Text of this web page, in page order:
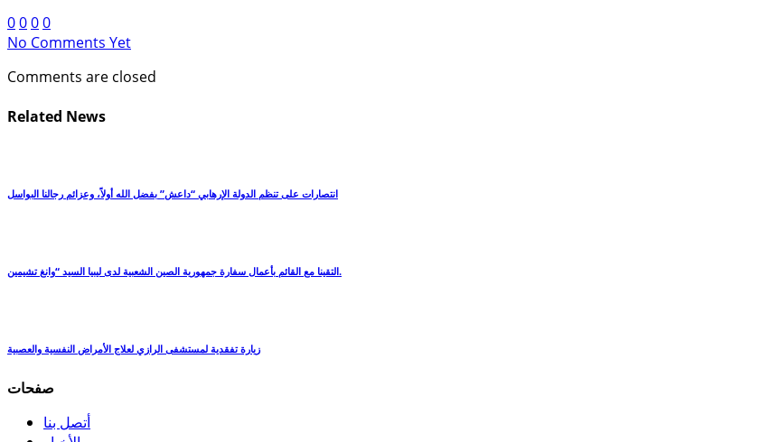
0000
No Comments Yet
Comments are closed
Related News
انتصارات على تنظم الدولة الإرهابي “داعش” بفضل الله أولاً، وعزائم رجالنا البواسل
التقينا مع القائم بأعمال سفارة جمهورية الصين الشعبية لدى ليبيا السيد “وانغ تشيمين.
زيارة تفقدية لمستشفى الرازي لعلاج الأمراض النفسية والعصبية
صفحات
أتصل بنا